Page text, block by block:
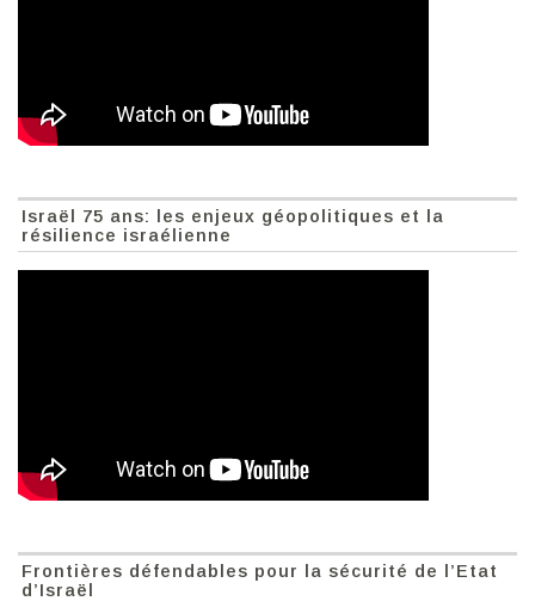
Israël 75 ans: les enjeux géopolitiques et la
résilience israélienne
Frontières défendables pour la sécurité de l’Etat
d’Israël